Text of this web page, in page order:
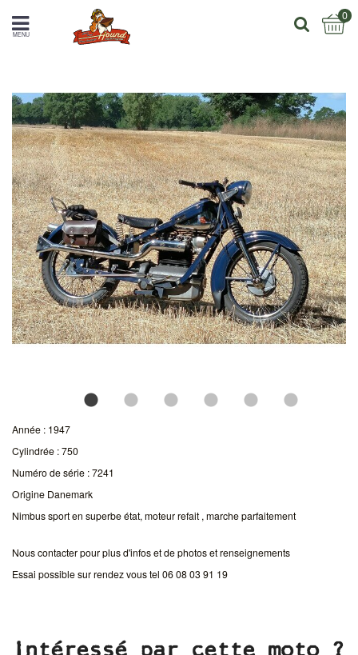
MENU
0
Année : 1947
Cylindrée : 750
Numéro de série : 7241
Origine Danemark
Nimbus sport en superbe état, moteur refait , marche parfaitement
Nous contacter pour plus d'infos et de photos et renseignements
Essai possible sur rendez vous tel 06 08 03 91 19